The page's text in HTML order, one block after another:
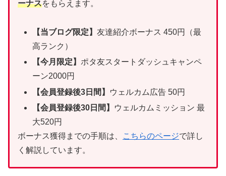
ーナスをもらえます。
【当ブログ限定】友達紹介ボーナス 450円（最
高ランク）
【今月限定】 ポタ友スタートダッシュキャンペ
ーン2000円
【会員登録後3日間】
ウェルカム広告 50円
【会員登録後30日間】
ウェルカムミッション 最
大520円
ボーナス獲得までの手順は、
こちらのページで詳し
く解説しています。